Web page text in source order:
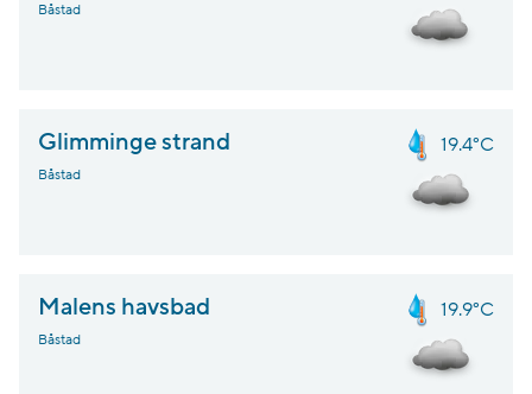
Båstad
Glimminge strand
Båstad
19.4°C
Malens havsbad
Båstad
19.9°C